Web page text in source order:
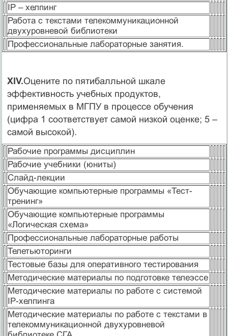
IP – хелпинг
Работа с текстами телекоммуникационной
двухуровневой библиотеки
Профессиональные лабораторные занятия.
XIV.Оцените по пятибалльной шкале
эффективность учебных продуктов,
применяемых в МГПУ в процессе обучения
(цифра 1 соответствует самой низкой оценке; 5 –
самой высокой).
Рабочие программы дисциплин
Рабочие учебники (юниты)
Слайд-лекции
Обучающие компьютерные программы «Тест-
тренинг»
Обучающие компьютерные программы
«Логическая схема»
Профессиональные лабораторные работы
Телетьюторинги
Тестовые базы для оперативного тестирования
Методические материалы по подготовке телеэссе
Методические материалы по работе с системой
IP-хелпинга
Методические материалы по работе с текстами в
телекоммуникационной двухуровневой